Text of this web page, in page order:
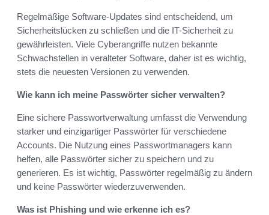
Regelmäßige Software-Updates sind entscheidend, um
Sicherheitslücken zu schließen und die IT-Sicherheit zu
gewährleisten. Viele Cyberangriffe nutzen bekannte
Schwachstellen in veralteter Software, daher ist es wichtig,
stets die neuesten Versionen zu verwenden.
Wie kann ich meine Passwörter sicher verwalten?
Eine sichere Passwortverwaltung umfasst die Verwendung
starker und einzigartiger Passwörter für verschiedene
Accounts. Die Nutzung eines Passwortmanagers kann
helfen, alle Passwörter sicher zu speichern und zu
generieren. Es ist wichtig, Passwörter regelmäßig zu ändern
und keine Passwörter wiederzuverwenden.
Was ist Phishing und wie erkenne ich es?